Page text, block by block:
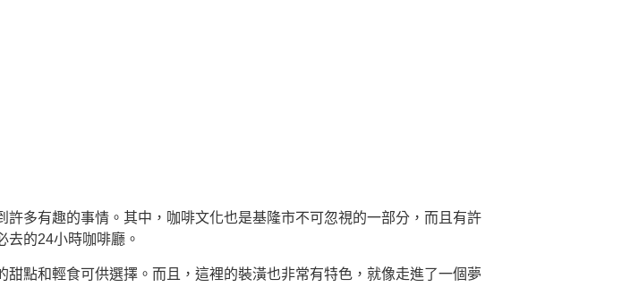
多有趣的事情。其中，咖啡文化也是基隆市不可忽視的一部分，而且有許
去的24小時咖啡廳。
點和輕食可供選擇。而且，這裡的裝潢也非常有特色，就像走進了一個夢